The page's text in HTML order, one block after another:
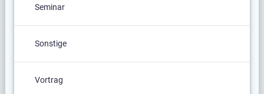
Seminar
Sonstige
Vortrag